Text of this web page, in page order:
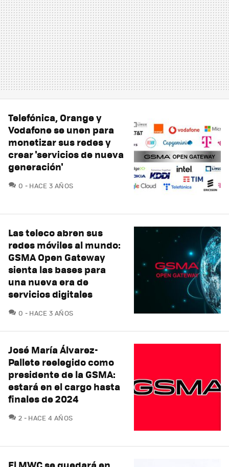
Telefónica, Orange y
Vodafone se unen para
monetizar sus redes y
crear 'servicios de nueva
generación'
0 COMENTARIOS
HACE 3 AÑOS
Las teleco abren sus
redes móviles al mundo:
GSMA Open Gateway
sienta las bases para
una nueva era de
servicios digitales
0 COMENTARIOS
HACE 3 AÑOS
José María Álvarez-
Pallete reelegido como
presidente de la GSMA:
estará en el cargo hasta
finales de 2024
2 COMENTARIOS
HACE 4 AÑOS